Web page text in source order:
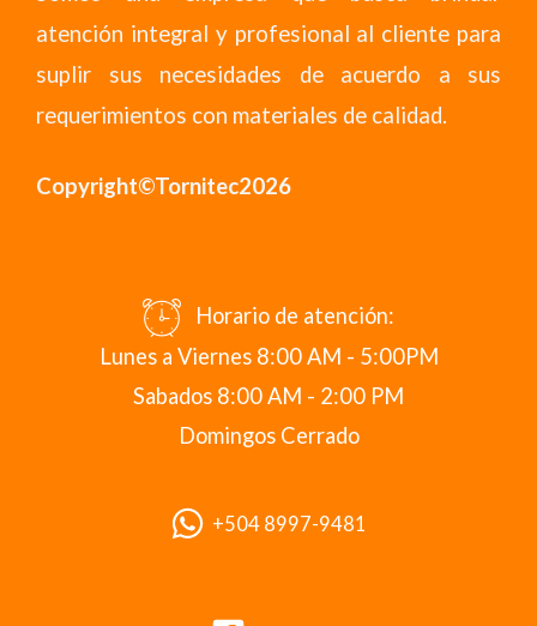
atención integral y profesional al cliente para
suplir sus necesidades de acuerdo a sus
requerimientos con materiales de calidad.
Copyright©Tornitec2026
Horario de atención:
Lunes a Viernes 8:00 AM - 5:00PM
Sabados 8:00 AM - 2:00 PM
Domingos Cerrado
+504 8997-9481